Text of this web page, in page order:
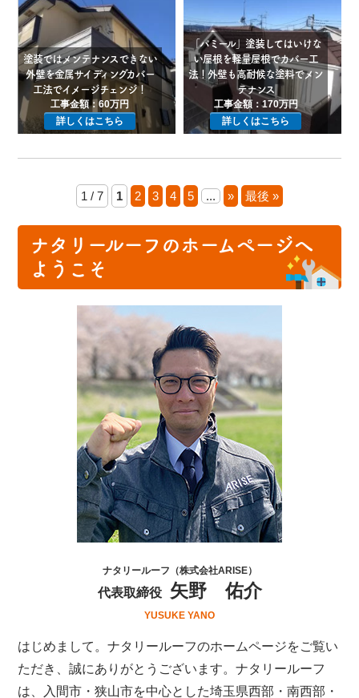
塗装ではメンテナンスできない
外壁を金属サイディングカバー
工法でイメージチェンジ！
工事金額：60万円
詳しくはこちら
「パミール」塗装してはいけな
い屋根を軽量屋根でカバー工
法！外壁も高耐候な塗料でメン
テナンス
工事金額：170万円
詳しくはこちら
1 / 7 1 2 3 4 5 ... » 最後 »
ナタリールーフのホームページへ
ようこそ
ナタリールーフ（株式会社ARISE）
代表取締役 矢野 佑介
YUSUKE YANO
はじめまして。ナタリールーフのホームページをご覧い
ただき、誠にありがとうございます。ナタリールーフ
は、
入間市・狭山市を中心とした埼玉県西部・南西部・